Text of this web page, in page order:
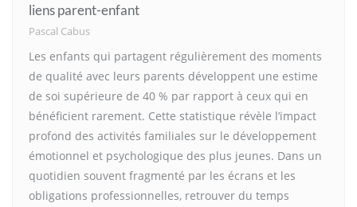
liens parent-enfant
Pascal Cabus
Les enfants qui partagent régulièrement des moments
de qualité avec leurs parents développent une estime
de soi supérieure de 40 % par rapport à ceux qui en
bénéficient rarement. Cette statistique révèle l’impact
profond des activités familiales sur le développement
émotionnel et psychologique des plus jeunes. Dans un
quotidien souvent fragmenté par les écrans et les
obligations professionnelles, retrouver du temps